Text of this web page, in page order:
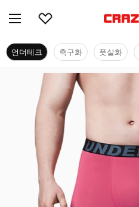
언더테크 축구화 풋살화